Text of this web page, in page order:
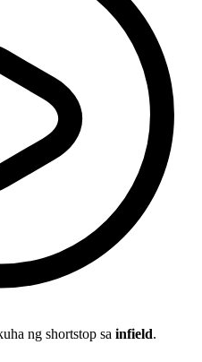
ng shortstop sa infield.